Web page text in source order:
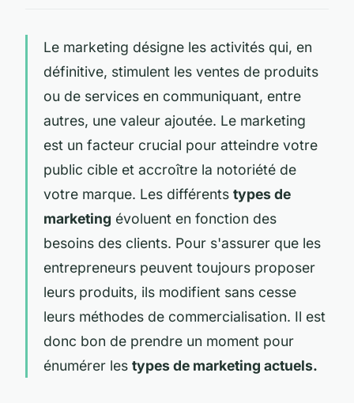
Le marketing désigne les activités qui, en
définitive, stimulent les ventes de produits
ou de services en communiquant, entre
autres, une valeur ajoutée. Le marketing
est un facteur crucial pour atteindre votre
public cible et accroître la notoriété de
votre marque. Les différents types de
marketing évoluent en fonction des
besoins des clients. Pour s'assurer que les
entrepreneurs peuvent toujours proposer
leurs produits, ils modifient sans cesse
leurs méthodes de commercialisation. Il est
donc bon de prendre un moment pour
énumérer les types de marketing actuels.